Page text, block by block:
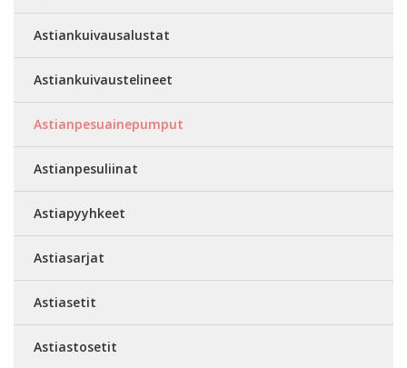
Astiankuivausalustat
Astiankuivaustelineet
Astianpesuainepumput
Astianpesuliinat
Astiapyyhkeet
Astiasarjat
Astiasetit
Astiastosetit